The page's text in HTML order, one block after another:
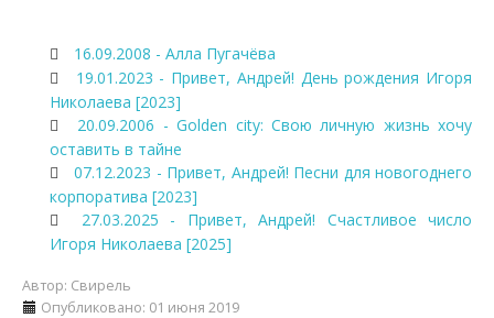
16.09.2008 - Алла Пугачёва
19.01.2023 - Привет, Андрей! День рождения Игоря
Николаева [2023]
20.09.2006 - Golden city: Свою личную жизнь хочу
оставить в тайне
07.12.2023 - Привет, Андрей! Песни для новогоднего
корпоратива [2023]
27.03.2025 - Привет, Андрей! Счастливое число
Игоря Николаева [2025]
Автор: Свирель
Опубликовано: 01 июня 2019